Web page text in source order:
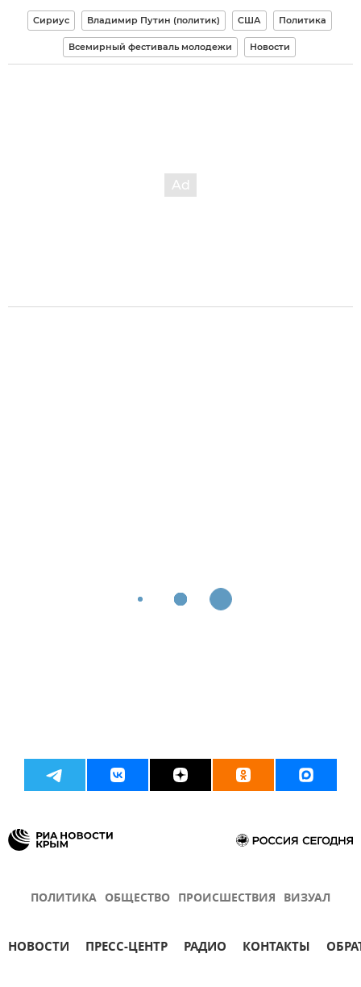
Сириус Владимир Путин (политик) США Политика
Всемирный фестиваль молодежи Новости
ПОЛИТИКА ОБЩЕСТВО ПРОИСШЕСТВИЯ ВИЗУАЛ
НОВОСТИ ПРЕСС-ЦЕНТР РАДИО КОНТАКТЫ